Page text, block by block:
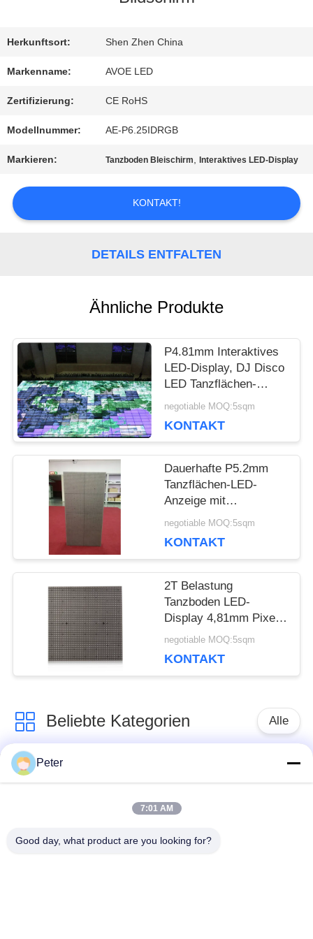
QUALITÄTSKONTROLLE
MIT
UNS
NEUIGKEITEN
RECHTSSACHEN
BITTE UM
EIN
ANGEBOT
SEITENVERZEICHNIS
DATENSCHUTZ-
BESTIMMUNGEN
Herkunftsort: Shen Zhen China
Markenname: AVOE LED
Zertifizierung: CE RoHS
Modellnummer: AE-P6.25IDRGB
Markieren: Tanzboden Bleischirm, Interaktives LED-Display
KONTAKT!
DETAILS ENTFALTEN
Ähnliche Produkte
P4.81mm Interaktives
LED-Display, DJ Disco
LED Tanzflächen-
Panels Hochzeitsfeier
negotiable MOQ:5sqm
KONTAKT
Dauerhafte P5.2mm
Tanzflächen-LED-
Anzeige mit
ausgezeichnetem
negotiable MOQ:5sqm
KONTAKT
2T Belastung
Tanzboden LED-
Display 4,81mm Pixel
Pitch 140/140
negotiable MOQ:5sqm
KONTAKT
Beliebte Kategorien Alle
Fixed LED -Display
LED-Display
LED -Display
Peter
7:01 AM
Good day, what product are you looking for?